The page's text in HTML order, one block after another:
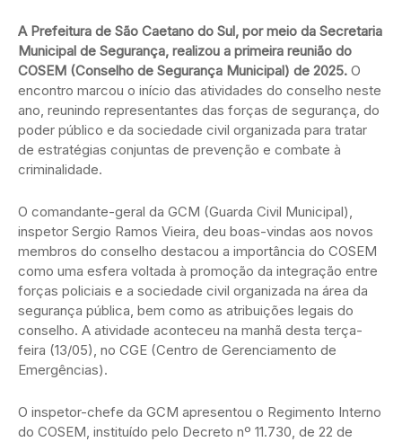
A Prefeitura de São Caetano do Sul, por meio da Secretaria
Municipal de Segurança, realizou a primeira reunião do
COSEM (Conselho de Segurança Municipal) de 2025. O
encontro marcou o início das atividades do conselho neste
ano, reunindo representantes das forças de segurança, do
poder público e da sociedade civil organizada para tratar
de estratégias conjuntas de prevenção e combate à
criminalidade.
O comandante-geral da GCM (Guarda Civil Municipal),
inspetor Sergio Ramos Vieira, deu boas-vindas aos novos
membros do conselho destacou a importância do COSEM
como uma esfera voltada à promoção da integração entre
forças policiais e a sociedade civil organizada na área da
segurança pública, bem como as atribuições legais do
conselho. A atividade aconteceu na manhã desta terça-
feira (13/05), no CGE (Centro de Gerenciamento de
Emergências).
O inspetor-chefe da GCM apresentou o Regimento Interno
do COSEM, instituído pelo Decreto nº 11.730, de 22 de